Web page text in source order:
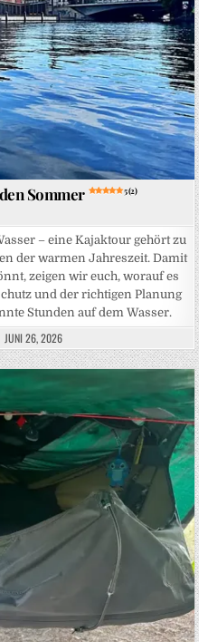
Sommer 5 (2)
– eine Kajaktour gehört zu
der warmen Jahreszeit. Damit
zeigen wir euch, worauf es
und der richtigen Planung
Stunden auf dem Wasser.
JUNI 26, 2026